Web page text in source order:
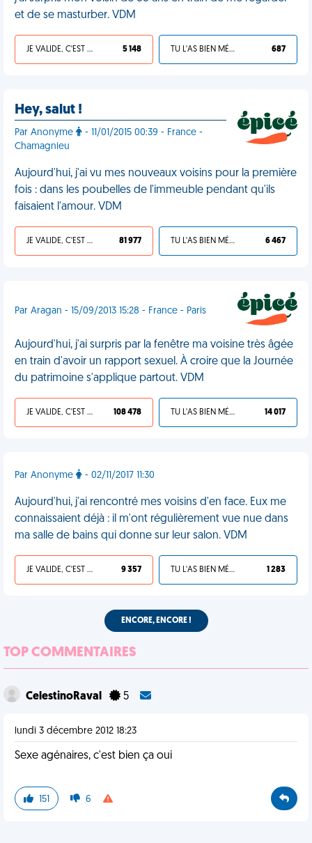
et de se masturber. VDM
JE VALIDE, C'EST UNE VDM 5 148 TU L'AS BIEN MÉRITÉ 687
Hey, salut !
Par Anonyme
- 11/01/2015 00:39 - France -
Chamagnieu
Aujourd'hui, j'ai vu mes nouveaux voisins pour la première
fois : dans les poubelles de l'immeuble pendant qu'ils
faisaient l'amour. VDM
JE VALIDE, C'EST UNE VDM 81 977 TU L'AS BIEN MÉRITÉ 6 467
Par Aragan - 15/09/2013 15:28 - France - Paris
Aujourd'hui, j'ai surpris par la fenêtre ma voisine très âgée
en train d'avoir un rapport sexuel. À croire que la Journée
du patrimoine s'applique partout. VDM
JE VALIDE, C'EST UNE VDM 108 478 TU L'AS BIEN MÉRITÉ 14 017
Par Anonyme - 02/11/2017 11:30
Aujourd'hui, j'ai rencontré mes voisins d'en face. Eux me
connaissaient déjà : il m'ont régulièrement vue nue dans
ma salle de bains qui donne sur leur salon. VDM
JE VALIDE, C'EST UNE VDM 9 357 TU L'AS BIEN MÉRITÉ 1 283
ENCORE, ENCORE !
TOP COMMENTAIRES
CelestinoRaval 5
lundi 3 décembre 2012 18:23
Sexe agénaires, c'est bien ça oui
151 6